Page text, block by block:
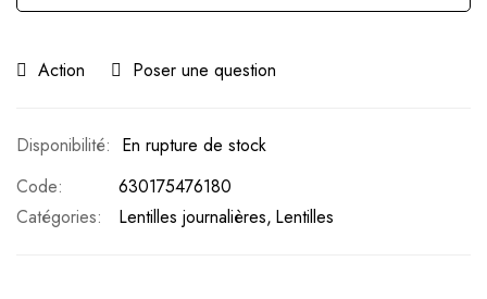
Action Poser une question
En rupture de stock
Code
630175476180
Catégories:
Lentilles journalières Lentilles